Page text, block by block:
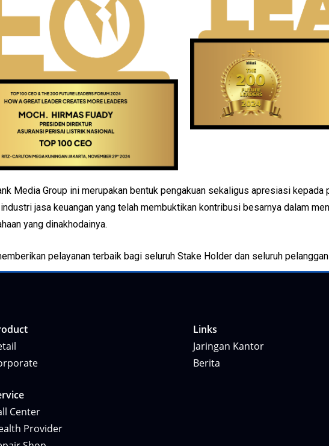
Media Group ini merupakan bentuk pengakuan sekaligus apresiasi
jasa keuangan yang telah membuktikan kontribusi besarnya dalam
yang dinakhodainya.
pelayanan terbaik bagi seluruh Stake Holder dan seluruh
Center
Provider
Links
Jaringan Kantor
Berita